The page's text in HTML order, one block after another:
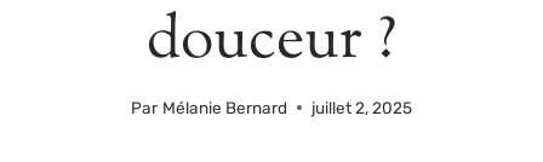
douceur ?
Par Mélanie Bernard juillet 2, 2025